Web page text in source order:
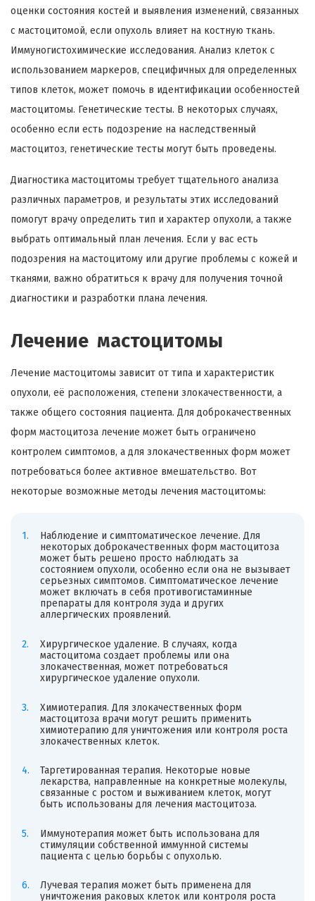
оценки состояния костей и выявления изменений, связанных
с мастоцитомой, если опухоль влияет на костную ткань.
Иммуногистохимические исследования. Анализ клеток с
использованием маркеров, специфичных для определенных
типов клеток, может помочь в идентификации особенностей
мастоцитомы. Генетические тесты. В некоторых случаях,
особенно если есть подозрение на наследственный
мастоцитоз, генетические тесты могут быть проведены.
Диагностика мастоцитомы требует тщательного анализа
различных параметров, и результаты этих исследований
помогут врачу определить тип и характер опухоли, а также
выбрать оптимальный план лечения. Если у вас есть
подозрения на мастоцитому или другие проблемы с кожей и
тканями, важно обратиться к врачу для получения точной
диагностики и разработки плана лечения.
Лечение мастоцитомы
Лечение мастоцитомы зависит от типа и характеристик
опухоли, её расположения, степени злокачественности, а
также общего состояния пациента. Для доброкачественных
форм мастоцитоза лечение может быть ограничено
контролем симптомов, а для злокачественных форм может
потребоваться более активное вмешательство. Вот
некоторые возможные методы лечения мастоцитомы:
Наблюдение и симптоматическое лечение. Для
некоторых доброкачественных форм мастоцитоза
может быть решено просто наблюдать за
состоянием опухоли, особенно если она не вызывает
серьезных симптомов. Симптоматическое лечение
может включать в себя противогистаминные
препараты для контроля зуда и других
аллергических проявлений.
Хирургическое удаление. В случаях, когда
мастоцитома создает проблемы или она
злокачественная, может потребоваться
хирургическое удаление опухоли.
Химиотерапия. Для злокачественных форм
мастоцитоза врачи могут решить применить
химиотерапию для уничтожения или контроля роста
злокачественных клеток.
Таргетированная терапия. Некоторые новые
лекарства, направленные на конкретные молекулы,
связанные с ростом и выживанием клеток, могут
быть использованы для лечения мастоцитоза.
Иммунотерапия может быть использована для
стимуляции собственной иммунной системы
пациента с целью борьбы с опухолью.
Лучевая терапия может быть применена для
уничтожения раковых клеток или контроля роста